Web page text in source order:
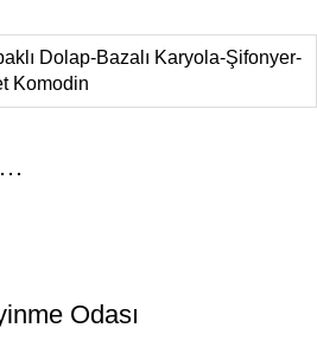
Dolap-Bazalı Karyola-Şifonyer-
Komodin
Odası